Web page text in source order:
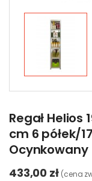
Regał Helios
cm 6 półek/
Ocynkowany
433,00 zł (cena